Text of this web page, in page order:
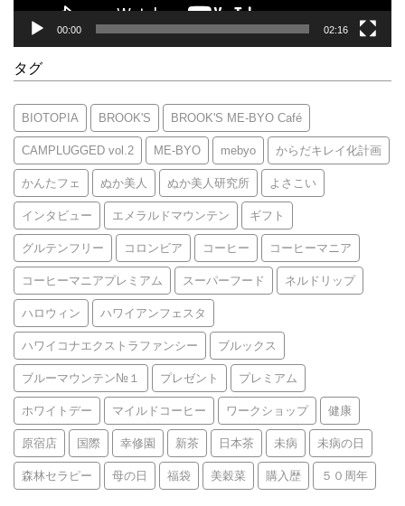
00:00 02:16
タグ
BIOTOPIA BROOK'S BROOK'S ME-BYO Café
CAMPLUGGED vol.2 ME-BYO mebyo からだキレイ化計画
かんたフェ ぬか美人 ぬか美人研究所 よさこい
インタビュー エメラルドマウンテン ギフト
グルテンフリー コロンビア コーヒー コーヒーマニア
コーヒーマニアプレミアム スーパーフード ネルドリップ
ハロウィン ハワイアンフェスタ
ハワイコナエクストラファンシー ブルックス
ブルーマウンテン№１ プレゼント プレミアム
ホワイトデー マイルドコーヒー ワークショップ 健康
原宿店 国際 幸修園 新茶 日本茶 未病 未病の日
森林セラピー 母の日 福袋 美穀菜 購入歴 ５０周年